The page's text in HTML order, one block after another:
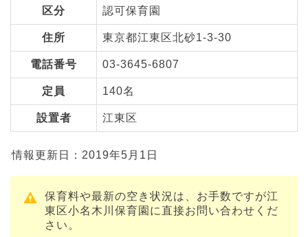
区分 認可保育園
住所 東京都江東区北砂1-3-30
電話番号 03-3645-6807
定員 140名
設置者 江東区
情報更新日：2019年5月1日
保育料や最新の空き状況は、お手数ですが江
東区小名木川保育園に直接お問い合わせくだ
さい。